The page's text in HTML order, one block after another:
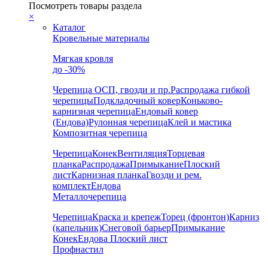
Посмотреть товары раздела
×
Каталог
Кровельные материалы
Мягкая кровля
до -30%
Черепица ОСП, гвозди и пр.Распродажа гибкой
черепицыПодкладочный коверКоньково-
карнизная черепицаЕндовый ковер
(Ендова)Рулонная черепицаКлей и мастика
Композитная черепица
ЧерепицаКонекВентиляцияТорцевая
планкаРаспродажаПримыканиеПлоский
листКарнизная планкаГвозди и рем.
комплектЕндова
Металлочерепица
ЧерепицаКраска и крепежТорец (фронтон)Карниз
(капельник)Снеговой барьерПримыкание
КонекЕндова Плоский лист
Профнастил